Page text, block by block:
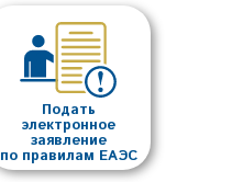
Подать
электронное
заявление
по правилам ЕАЭС